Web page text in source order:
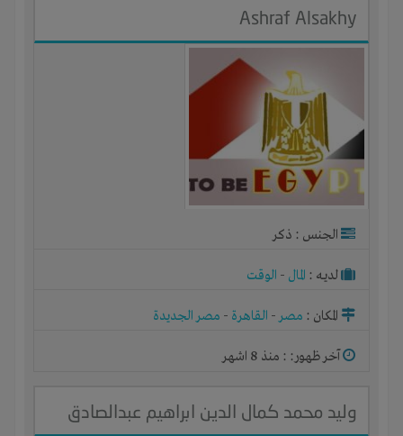
Ashraf Alsakhy
الجنس : ذكر
لديـه : المال - الوقت
المكان : مصر- القاهرة - مصر الجديدة
آخر ظهور: : منذ 8 اشهر
وليد محمد كمال الدين ابراهيم عبدالصادق